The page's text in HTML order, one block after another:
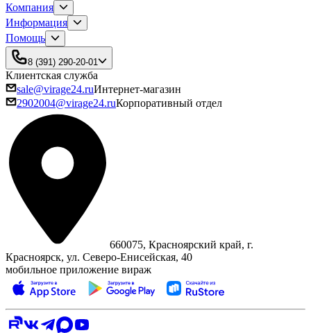
Компания
Информация
Помощь
8 (391) 290-20-01
Клиентская служба
sale@virage24.ruИнтернет-магазин
2902004@virage24.ruКорпоративный отдел
660075, Красноярский край, г.
Красноярск, ул. Северо‑Енисейская, 40
мобильное приложение вираж